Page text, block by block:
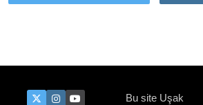
Bu site Uşak